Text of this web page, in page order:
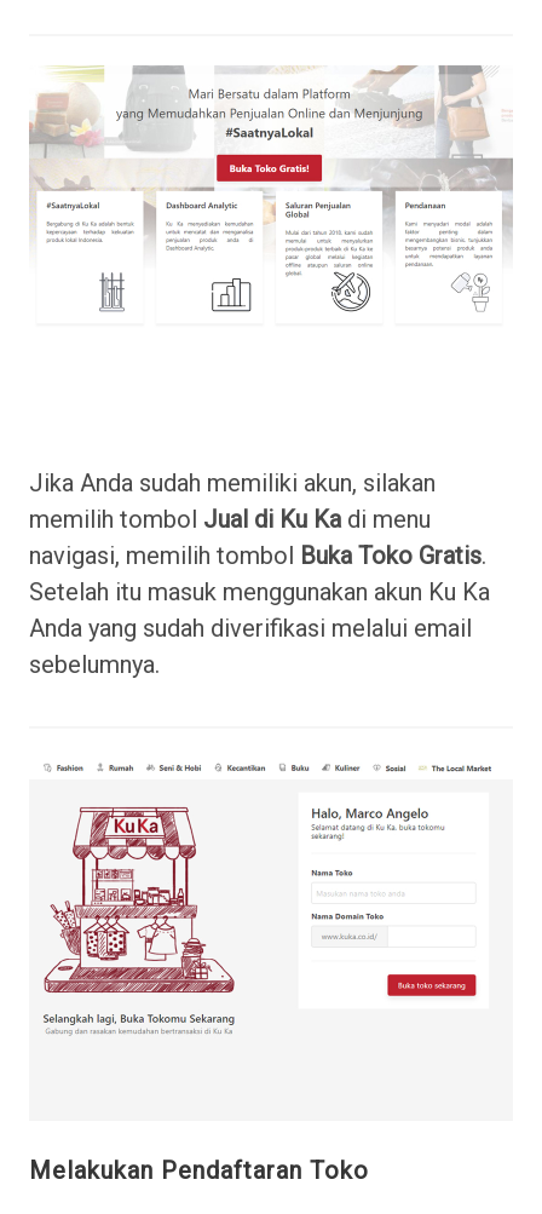
Jika Anda sudah memiliki akun, silakan
memilih tombol Jual di Ku Ka di menu
navigasi, memilih tombol Buka Toko Gratis.
Setelah itu masuk menggunakan akun Ku Ka
Anda yang sudah diverifikasi melalui email
sebelumnya.
Melakukan Pendaftaran Toko